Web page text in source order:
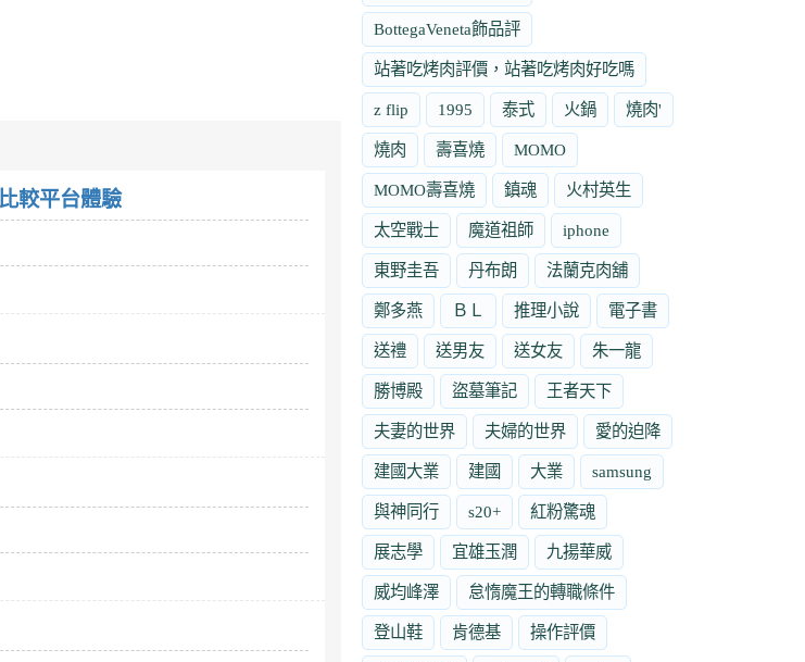
較平台體驗
BottegaVeneta飾品評
站著吃烤肉評價，站著吃烤肉好吃嗎
z flip 1995 泰式 火鍋 燒肉'
燒肉 壽喜燒 MOMO
MOMO壽喜燒 鎮魂 火村英生
太空戰士 魔道祖師 iphone
東野圭吾 丹布朗 法蘭克肉舖
鄭多燕 ＢＬ 推理小說 電子書
送禮 送男友 送女友 朱一龍
勝博殿 盜墓筆記 王者天下
夫妻的世界 夫婦的世界 愛的迫降
建國大業 建國 大業 samsung
與神同行 s20+ 紅粉驚魂
展志學 宜雄玉潤 九揚華威
威均峰澤 怠惰魔王的轉職條件
登山鞋 肯德基 操作評價